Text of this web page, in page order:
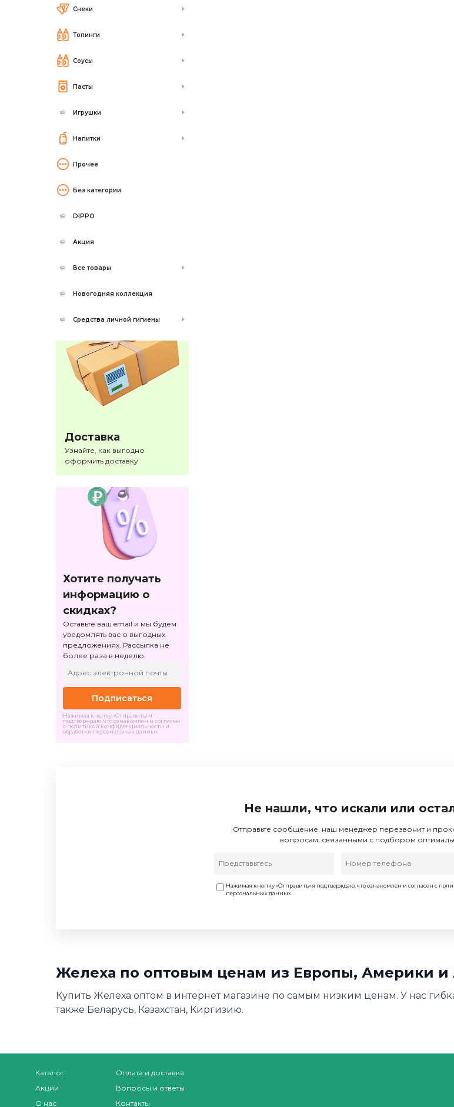
Снеки
Топинги
Соусы
Пасты
Игрушки
Напитки
Прочее
Без категории
DIPPO
Акция
Все товары
Новогодняя коллекция
Средства личной гигиены
Доставка
Узнайте, как выгодно
оформить доставку
Хотите получать
информацию о
скидках?
Оставьте ваш email и мы будем
уведомлять вас о выгодных
предложениях. Рассылка не
более раза в неделю.
Подписаться
Нажимая кнопку «Отправить» я
подтверждаю, что ознакомлен и согласен
с политикой конфиденциальности и
обработки персональных данных
Не нашли, что искали или
Отправьте сообщение, наш менеджер перезвонит и
вопросам, связанными с подбором
Нажимая кнопку «Отправить» я подтверждаю, что ознакомлен и согласен с
персональных данных
Желеха по оптовым ценам из Европы, Америки и
Купить Желеха оптом в интернет магазине по самым низким ценам. У нас
также Беларусь, Казахстан, Киргизию.
Каталог
Акции
О нас
Оплата и доставка
Вопросы и ответы
Контакты